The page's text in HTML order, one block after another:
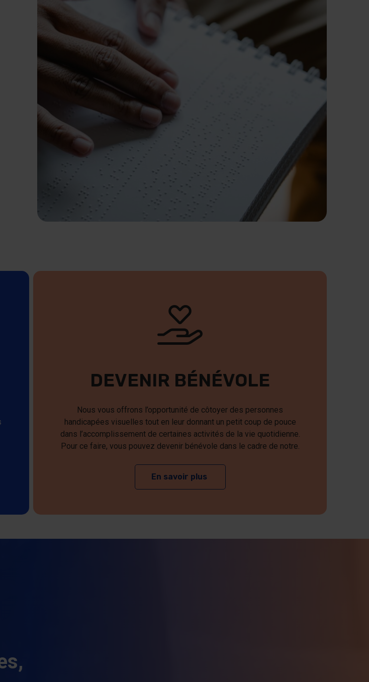
handicapées visuelles
DEVENIR BÉNÉVOLE
Nous vous offrons l’opportunité de côtoyer des personnes
handicapées visuelles tout en leur donnant un petit coup de pouce
dans l’accomplissement de certaines activités de la vie quotidienne.
Pour ce faire, vous pouvez devenir bénévole dans le cadre de notre.
En savoir plus